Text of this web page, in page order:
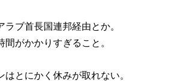
ブ首長国連邦経由とか。
間がかかりすぎること。
はとにかく休みが取れない。